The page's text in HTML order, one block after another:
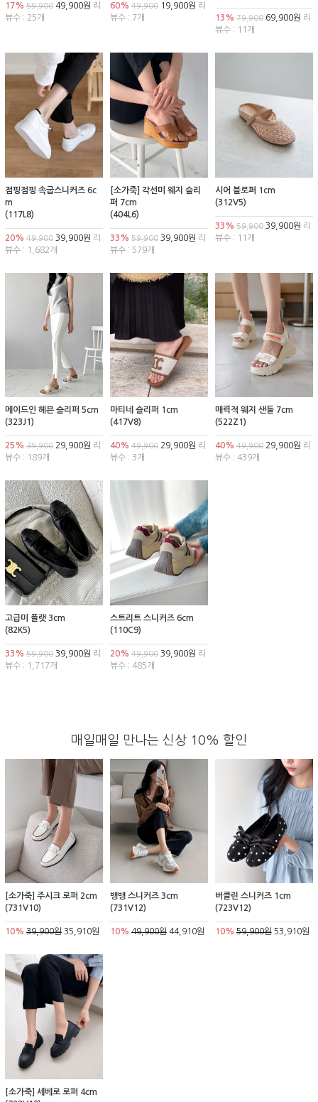
17% 59,900 49,900원 리
뷰수 : 25개
60% 49,90019,900원 리
뷰수 : 7개
13% 79,90069,900원 리
뷰수 : 11개
점핑점핑 속굽스니커즈 6c
m
(117L8)
20% 49,900 39,900원 리
뷰수 : 1,682개
[소가죽] 각선미 웨지 슬리
퍼 7cm
(404L6)
33% 59,90039,900원 리
뷰수 : 579개
시어 블로퍼 1cm
(312V5)
33% 59,90039,900원 리
뷰수 : 11개
메이드인 헤븐 슬리퍼 5cm
(323J1)
25% 39,900 29,900원 리
뷰수 : 189개
마티네 슬리퍼 1cm
(417V8)
40% 49,90029,900원 리
뷰수 : 3개
매력적 웨지 샌들 7cm
(522Z1)
40% 49,90029,900원 리
뷰수 : 439개
고급미 플랫 3cm
(82K5)
33% 59,900 39,900원 리
뷰수 : 1,717개
스트리트 스니커즈 6cm
(110C9)
20% 49,90039,900원 리
뷰수 : 485개
매일매일 만나는 신상 10% 할인
[소가죽] 주시크 로퍼 2cm
(731V10)
10% 39,900원 35,910원
뱅뱅 스니커즈 3cm
(731V12)
10% 49,900원44,910원
버클린 스니커즈 1cm
(723V12)
10% 59,900원53,910원
[소가죽] 세베로 로퍼 4cm